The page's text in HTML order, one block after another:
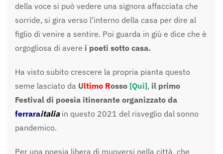
della voce si può vedere una signora affacciata che
sorride, si gira verso l’interno della casa per dire al
figlio di venire a sentire. Poi guarda in giù e dice che è
orgogliosa di avere i poeti sotto casa.
Ha visto subito crescere la propria pianta questo
seme lasciato da Ultimo Rosso [Qui], il primo
Festival di poesia itinerante organizzato da
ferraraitaliain questo 2021 del risveglio dal sonno
pandemico.
Per una poesia libera di muoversi nella città, che